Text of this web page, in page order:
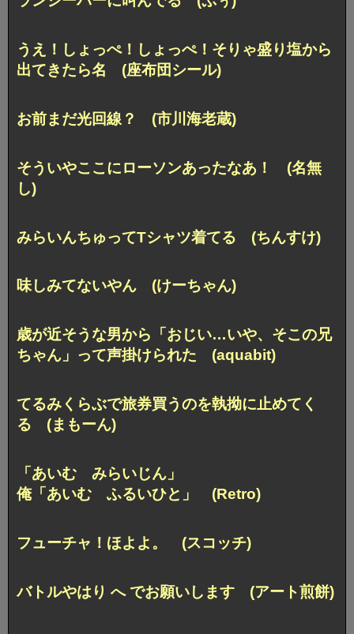
うえ！しょっぺ！しょっぺ！ そりゃ盛り塩から
出てきたら名 (座布団シール)
お前まだ光回線？ (市川海老蔵)
そういやここにローソンあったなあ！ (名無
し)
みらいんちゅってTシャツ着てる (ちんすけ)
味しみてないやん (けーちゃん)
歳が近そうな男から 「おじい…いや、そこの兄
ちゃん」 って声掛けられた (aquabit)
てるみくらぶで旅券買うのを執拗に止めてく
る (まもーん)
「あいむ みらいじん」
俺「あいむ ふるいひと」 (Retro)
フューチャ！ほよよ。 (スコッチ)
バトルやはり へ でお願いします (アート煎餅)